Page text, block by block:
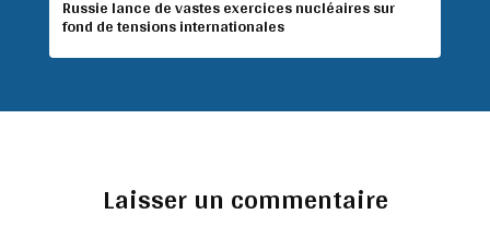
Russie lance de vastes exercices nucléaires sur
fond de tensions internationales
Laisser un commentaire